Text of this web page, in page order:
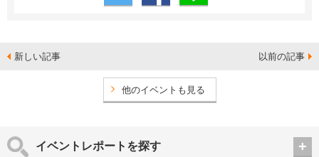
新しい記事 以前の記事
他のイベントも見る
イベントレポートを探す